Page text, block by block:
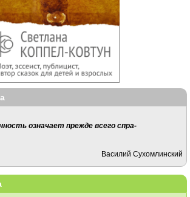
означает прежде всего спра­
Василий Сухомлинский